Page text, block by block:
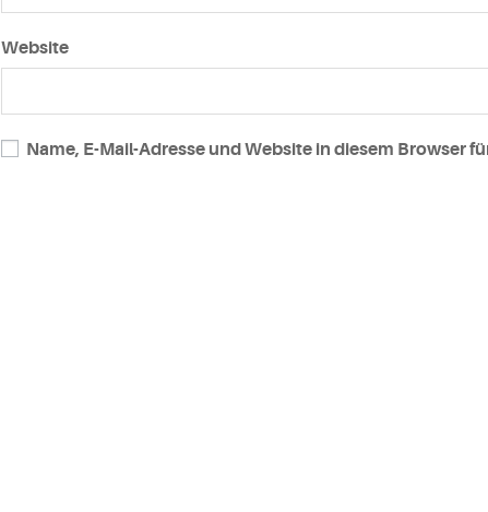
Website
Name, E-Mail-Adresse und Website in diesem Browser